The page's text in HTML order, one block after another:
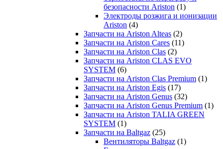
безопасности Ariston (1)
Электроды розжига и ионизации
Ariston (4)
Запчасти на Ariston Alteas (2)
Запчасти на Ariston Cares (11)
Запчасти на Ariston Clas (2)
Запчасти на Ariston CLAS EVO
SYSTEM (6)
Запчасти на Ariston Clas Premium (1)
Запчасти на Ariston Egis (17)
Запчасти на Ariston Genus (32)
Запчасти на Ariston Genus Premium (1)
Запчасти на Ariston TALIA GREEN
SYSTEM (1)
Запчасти на Baltgaz (25)
Вентиляторы Baltgaz (1)